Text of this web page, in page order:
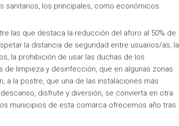
sanitarios, los principales, como económicos.
las que destaca la reducción del aforo al 50% de
la distancia de seguridad entre usuarios/as, la
la prohibición de usar las duchas de los
limpieza y desinfección, que en algunas zonas
a la postre, que una de las instalaciones más
disfrute y diversión, se convierta en otra
municipios de esta comarca ofrecemos año tras